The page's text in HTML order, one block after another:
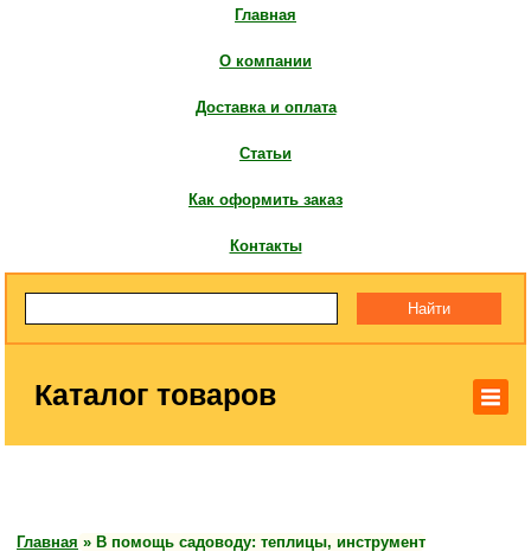
Главная
О компании
Доставка и оплата
Статьи
Как оформить заказ
Контакты
Каталог товаров
Главная » В помощь садоводу: теплицы, инструмент